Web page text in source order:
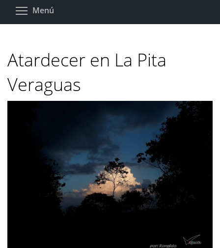
Pasar
Menú
Atardecer en La Pita
Veraguas